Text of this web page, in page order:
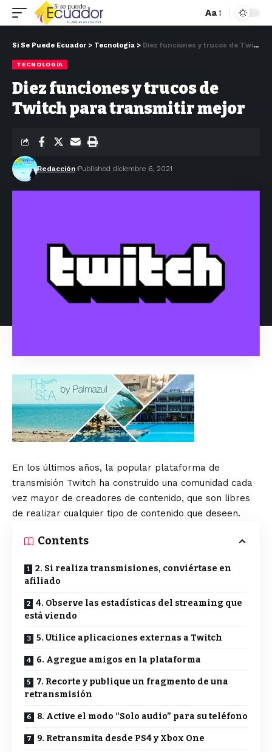
Aa
Si Se Puede Ecuador > Tecnología > Diez funciones y trucos de Twitch para transmitir mejor
TECNOLOGÍA
Diez funciones y trucos de
Twitch para transmitir mejor
Redacción Published diciembre 6, 2021
En los últimos años, la popular plataforma de
transmisión Twitch ha construido una comunidad cada
vez mayor de creadores de contenido, que son libres
de realizar cualquier tipo de contenido que deseen.
Contents
2. Si realiza transmisiones, conviértase en
afiliado
4. Observe las estadísticas del streaming que
está viendo
5. Utilice aplicaciones externas a Twitch
6. Agregue amigos en la plataforma
7. Recorte y publique un fragmento de una
retransmisión
8. Active el modo “Solo audio” para su teléfono
9. Retransmita desde PS4 y Xbox One